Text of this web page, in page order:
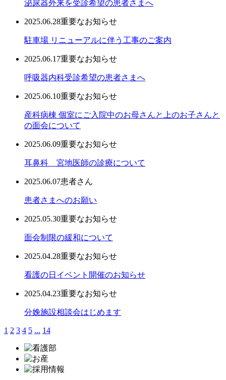
泌尿器外来を受診希望の患者さまへ
2025.06.28重要なお知らせ
駐車場 リニューアルに伴う工事のご案内
2025.06.17重要なお知らせ
呼吸器内科受診希望の患者さまへ
2025.06.10重要なお知らせ
産科病棟 個室にご入院中のお母さんと上のお子さんと
の面会について
2025.06.09重要なお知らせ
耳鼻科 宮地医師の診療について
2025.06.07患者さん
患者さまへのお願い
2025.05.30重要なお知らせ
面会制限の緩和について
2025.04.28重要なお知らせ
看護の日イベント開催のお知らせ
2025.04.23重要なお知らせ
分娩施設相談会はじめます
1 2 3 4 5 ... 14